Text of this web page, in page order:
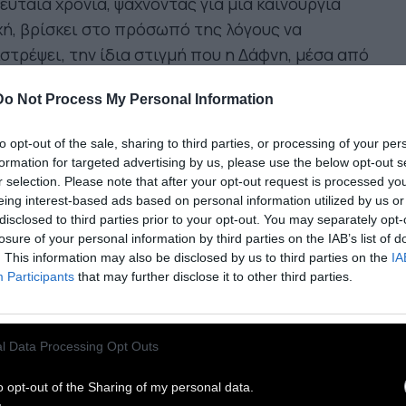
Not Process My Personal Information
opt-out of the sale, sharing to third parties, or processing of your
for targeted advertising by us, please use the below opt-out
selection. Please note that after your opt-out request is processed
interest-based ads based on personal information utilized by us
to third parties prior to your opt-out. You may separately
of your personal information by third parties on the IAB’s list of
This information may also be disclosed by us to third parties on the
Participants that may further disclose it to other third parties.
Data Processing Opt Outs
opt-out of the Sharing of my personal data.
βρίσκει στο πρόσωπό της λόγους να
την ίδια στιγμή που η Δάφνη, μέσα από
από την ξεγνοιασιά της εφηβείας στον
μεγάλου μήκους ταινία του Γιώργου
(Tungsten, Δε Θέλω να Γίνω
Αλλά Πρέπει να Μιλήσουμε για κάτι
Σοβαρό), κέρδισε πέντε βραβεία στο Φεστιβάλ
Θεσσαλονίκης (Ελλήνων
Κριτικής Επιτροπής Νέων, Βραβείο Finos
κοινό και κριτικούς. Έκανε
στο Φεστιβάλ του Ταλίν, συμμετείχε στο